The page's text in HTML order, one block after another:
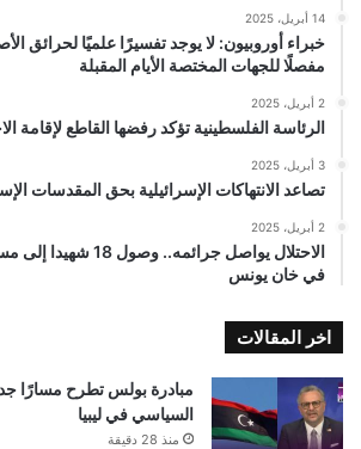
14 أبريل، 2025
خبراء أوروبيون: لا يوجد تفسيرًا علميًا لحرائق
مفصلًا للجهات المختصة الأيام المقبلة
2 أبريل، 2025
الرئاسة الفلسطينية تؤكد رفضها القاطع لإقامة
3 أبريل، 2025
تصاعد الانتهاكات الإسرائيلية بحق المقدسات
2 أبريل، 2025
الاحتلال يواصل
في خان يونس
اخر المقالات
مبادرة بولس تطرح مسارًا
السياسي في ليبيا
منذ 28 دقيقة